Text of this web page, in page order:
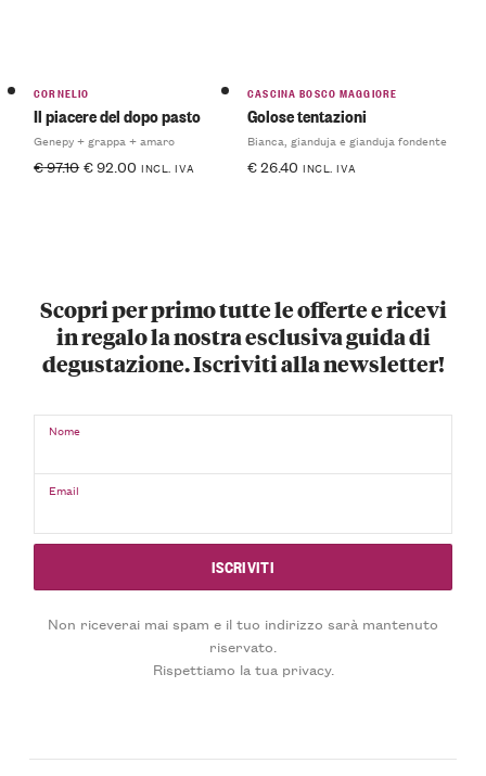
CORNELIO
Il piacere del dopo pasto
Genepy + grappa + amaro
€97.10 €92.00 INCL. IVA
CASCINA BOSCO MAGGIORE
Golose tentazioni
Bianca, gianduja e gianduja fondente
€26.40 INCL. IVA
Scopri per primo tutte le offerte e ricevi
in regalo la nostra esclusiva guida di
degustazione. Iscriviti alla newsletter!
Nome
Email
Non riceverai mai spam e il tuo indirizzo sarà mantenuto
riservato.
Rispettiamo la tua privacy.